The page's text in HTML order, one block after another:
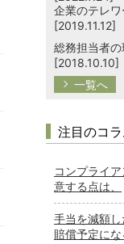
企業のテレ
[2019.11.12]
総務担当者
[2018.10.10]
一覧へ
注目のコラ
コンプライ
意する点は、
手当を減額
賠償予定にな